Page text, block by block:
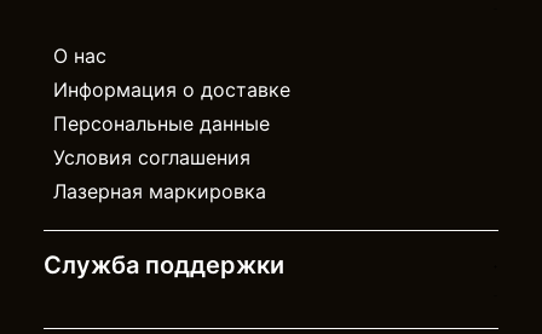
О нас
Информация о доставке
Персональные данные
Условия соглашения
Лазерная маркировка
Служба поддержки